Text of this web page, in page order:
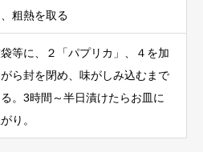
粗熱を取る
等に、２「パプリカ」、４を加
ら封を閉め、味がしみ込むまで
。3時間～半日漬けたらお皿に
り。